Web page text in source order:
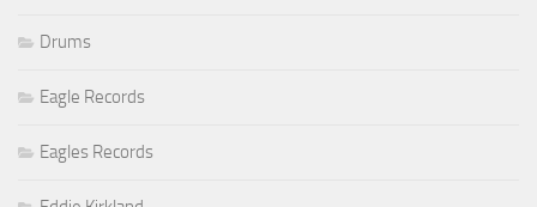
Drums
Eagle Records
Eagles Records